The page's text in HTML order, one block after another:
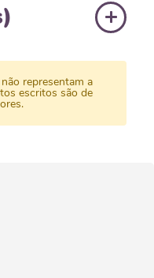
representam a
escritos são de